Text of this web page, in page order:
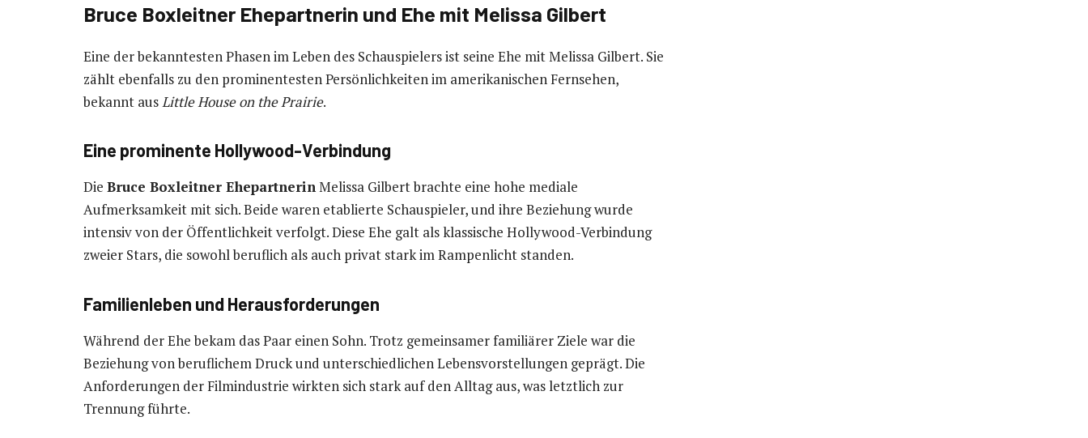
Bruce Boxleitner Ehepartnerin und Ehe mit Melissa Gilbert
Eine der bekanntesten Phasen im Leben des Schauspielers ist seine Ehe mit Melissa Gilbert. Sie
zählt ebenfalls zu den prominentesten Persönlichkeiten im amerikanischen Fernsehen,
bekannt aus Little House on the Prairie.
Eine prominente Hollywood-Verbindung
Die Bruce Boxleitner EhepartnerinMelissa Gilbert brachte eine hohe mediale
Aufmerksamkeit mit sich. Beide waren etablierte Schauspieler, und ihre Beziehung wurde
intensiv von der Öffentlichkeit verfolgt. Diese Ehe galt als klassische Hollywood-Verbindung
zweier Stars, die sowohl beruflich als auch privat stark im Rampenlicht standen.
Familienleben und Herausforderungen
Während der Ehe bekam das Paar einen Sohn. Trotz gemeinsamer familiärer Ziele war die
Beziehung von beruflichem Druck und unterschiedlichen Lebensvorstellungen geprägt. Die
Anforderungen der Filmindustrie wirkten sich stark auf den Alltag aus, was letztlich zur
Trennung führte.